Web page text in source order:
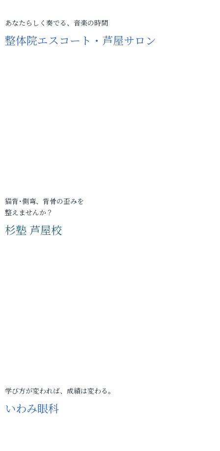
あなたらしく奏でる、音楽の時間
整体院エスコート・芦屋サロン
猫背･側弯、背骨の歪みを
整えませんか？
杉塾 芦屋校
学び方が変われば、成績は変わる。
いわみ眼科